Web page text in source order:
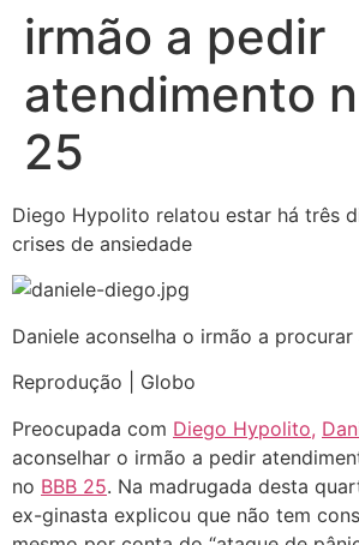
irmão a pedir
atendimento
25
Diego Hypolito relatou estar há três
crises de ansiedade
Daniele aconselha o irmão a
Reprodução | Globo
Preocupada com Diego Hypolito,
aconselhar o irmão a pedir
no BBB 25. Na madrugada desta
ex-ginasta explicou que não tem